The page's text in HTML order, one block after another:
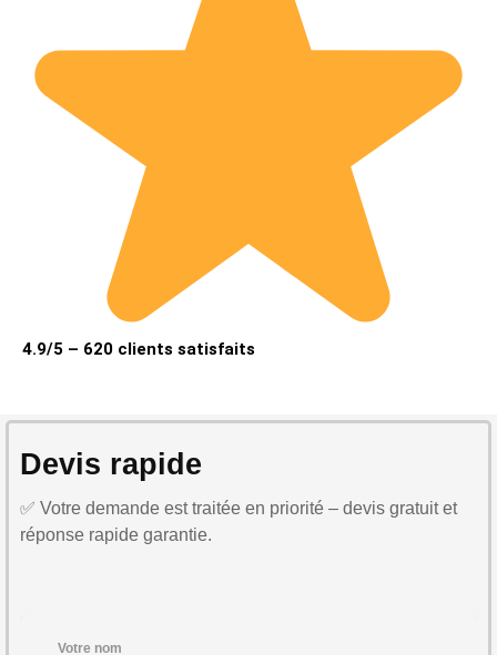
4.9/5 – 620 clients satisfaits
Devis rapide
✅ Votre demande est traitée en priorité – devis gratuit et
réponse rapide garantie.
Votre nom